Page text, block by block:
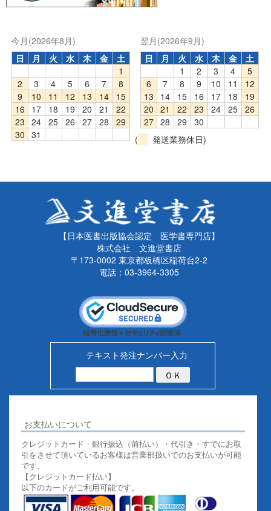
今月(2026年8月)
日
月 火 水 木 金
土
1
2
3 4 5 6 7
8
9
10 11 12 13 14
15
16
17 18 19 20 21
22
23
24 25 26 27 28
29
30
31
翌月(2026年9月)
日
月 火 水 木 金
土
1
2 3 4
5
6
7 8 9 10 11
12
13
14 15 16 17 18
19
20
21 22 23 24 25
26
27 28 29
30
(
発送業務休日)
【日本医書出版協会認定 医学書専門店】
株式会社 文進堂書店
〒173-0002 東京都板橋区稲荷台2-2
電話：03-3964-3305
テキスト発注ナンバー入力
お支払いについて
クレジットカード・銀行振込（前払い）・代引き・すでにお取
引をさせて頂いているお客様は営業部扱いでのお支払いが可能
です。
【クレジットカード払い】
以下のカードがご利用可能です。